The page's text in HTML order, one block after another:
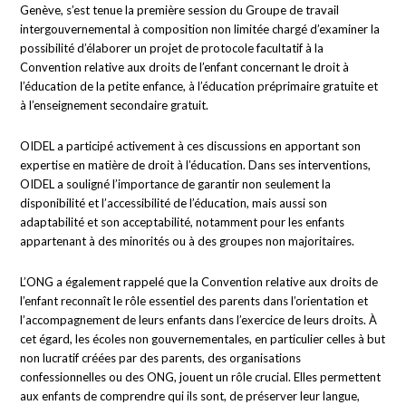
Genève, s’est tenue la première session du Groupe de travail
intergouvernemental à composition non limitée chargé d’examiner la
possibilité d’élaborer un projet de protocole facultatif à la
Convention relative aux droits de l’enfant concernant le droit à
l’éducation de la petite enfance, à l’éducation préprimaire gratuite et
à l’enseignement secondaire gratuit.
OIDEL a participé activement à ces discussions en apportant son
expertise en matière de droit à l’éducation. Dans ses interventions,
OIDEL a souligné l’importance de garantir non seulement la
disponibilité et l’accessibilité de l’éducation, mais aussi son
adaptabilité et son acceptabilité, notamment pour les enfants
appartenant à des minorités ou à des groupes non majoritaires.
L’ONG a également rappelé que la Convention relative aux droits de
l’enfant reconnaît le rôle essentiel des parents dans l’orientation et
l’accompagnement de leurs enfants dans l’exercice de leurs droits. À
cet égard, les écoles non gouvernementales, en particulier celles à but
non lucratif créées par des parents, des organisations
confessionnelles ou des ONG, jouent un rôle crucial. Elles permettent
aux enfants de comprendre qui ils sont, de préserver leur langue,